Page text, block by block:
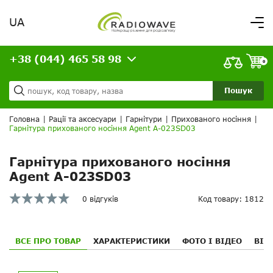
Вітаємо,
увійдіть в особистий кабінет
Доставка та оплата
Кредит
Статті
ВАШЕ ЗАМОВЛЕННЯ
UA
Пошук
+38 (044) 465 58 98 0
Головна Рації та аксесуари Гарнітури Прихованого носіння
Гарнітура прихованого носіння Agent A-023SD03
Гарнітура прихованого носіння
Agent A-023SD03
0 відгуків Код товару: 1812
ВСЕ ПРО ТОВАР ХАРАКТЕРИСТИКИ ФОТО І ВІДЕО